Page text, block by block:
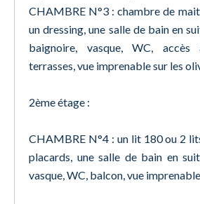
CHAMBRE N°3 : chambre de
un dressing, une salle de bain en
baignoire, vasque, WC, accès
terrasses, vue imprenable sur les
2ème étage :
CHAMBRE N°4 : un lit 180 ou 2
placards, une salle de bain en
vasque, WC, balcon, vue